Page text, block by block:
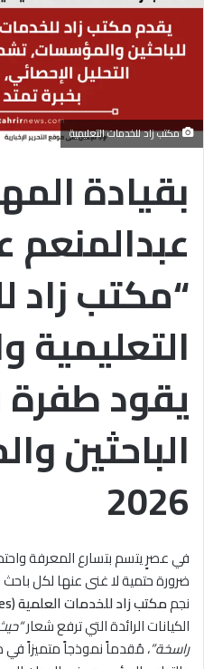
مكتب زاد للخدمات التعليمية
بقيادة
عبدالمنعم
“مكتب زاد
التعليمية
يقود
الباحثين
2026
في عصرٍ يتسم بتسارع المعرفة
ضرورة حتمية لا غنى عنها لكل
نجممكتب زاد للخدمات العلمية (Zad Educational Services)
الكيانات الرائدة التي ترفع شعار
راسخة”، مُقدماً نموذجاً متميزاً